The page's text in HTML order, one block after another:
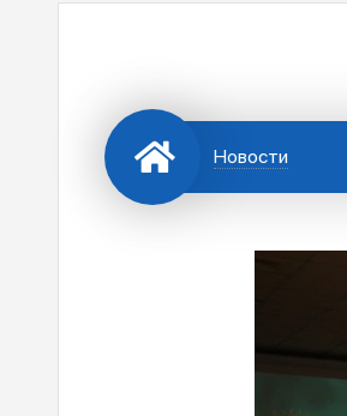
Новости